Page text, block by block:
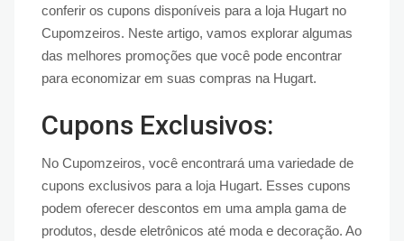
conferir os cupons disponíveis para a loja Hugart no
Cupomzeiros. Neste artigo, vamos explorar algumas
das melhores promoções que você pode encontrar
para economizar em suas compras na Hugart.
Cupons Exclusivos:
No Cupomzeiros, você encontrará uma variedade de
cupons exclusivos para a loja Hugart. Esses cupons
podem oferecer descontos em uma ampla gama de
produtos, desde eletrônicos até moda e decoração. Ao